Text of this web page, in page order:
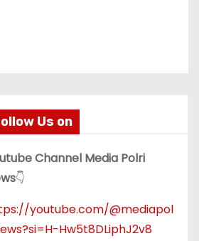
Us on
Channel Media Polri
👇
youtube.com/@mediapol
Hw5t8DLiphJ2v8